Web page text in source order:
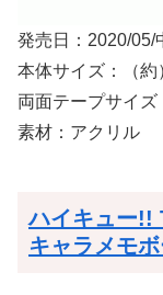
発売日：2020/05/
本体サイズ：（
両面テープサイズ
素材：アクリル
ハイキュー!!
キャラメモ